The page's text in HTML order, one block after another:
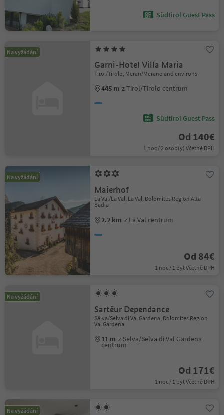
Südtirol Guest Pass
Na vyžádání
Garni-Hotel Villa Maria
Tirol/Tirolo, Meran/Merano and environs
445 m z Tirol/Tirolo centrum
Südtirol Guest Pass
Od 140€
1 noc / 2 osob(y) Včetně DPH
Na vyžádání
Maierhof
La Val/La Val, La Val, Dolomites Region Alta
Badia
2.2 km z La Val centrum
Od 84€
1 noc / 1 byt Včetně DPH
Na vyžádání
Sartëur Dependance
Sëlva/Selva di Val Gardena, Dolomites Region
Val Gardena
11 m z Sëlva/Selva di Val Gardena
centrum
Od 171€
1 noc / 1 byt Včetně DPH
Na vyžádání